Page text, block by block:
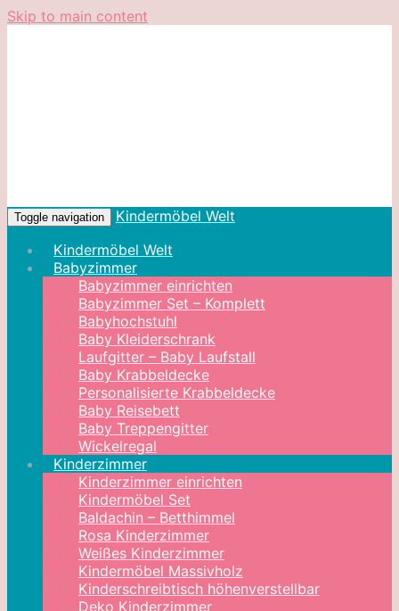
Skip to main content
Toggle navigation
Kindermöbel Welt
Kindermöbel Welt
Babyzimmer
Babyzimmer einrichten
Babyzimmer Set – Komplett
Babyhochstuhl
Baby Kleiderschrank
Laufgitter – Baby Laufstall
Baby Krabbeldecke
Personalisierte Krabbeldecke
Baby Reisebett
Baby Treppengitter
Wickelregal
Kinderzimmer
Kinderzimmer einrichten
Kindermöbel Set
Baldachin – Betthimmel
Rosa Kinderzimmer
Weißes Kinderzimmer
Kindermöbel Massivholz
Kinderschreibtisch höhenverstellbar
Deko Kinderzimmer